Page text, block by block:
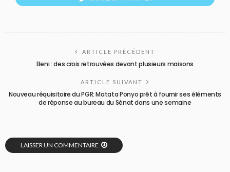
ARTICLE PRÉCÉDENT
Beni : des croix retrouvées devant plusieurs maisons
ARTICLE SUIVANT
Nouveau réquisitoire du PGR: Matata Ponyo prêt à fournir ses éléments
de réponse au bureau du Sénat dans une semaine
LAISSER UN COMMENTAIRE